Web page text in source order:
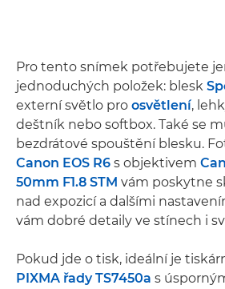
Pro tento snímek potřebujete
jednoduchých položek: blesk
externí světlo pro osvětlení,
deštník nebo softbox. Také se
bezdrátové spouštění blesku.
Canon EOS R6 s objektivem
50mm F1.8 STM vám poskytne
nad expozicí a dalšími
vám dobré detaily ve stínech i
Pokud jde o tisk, ideální je
PIXMA řady TS7450a s